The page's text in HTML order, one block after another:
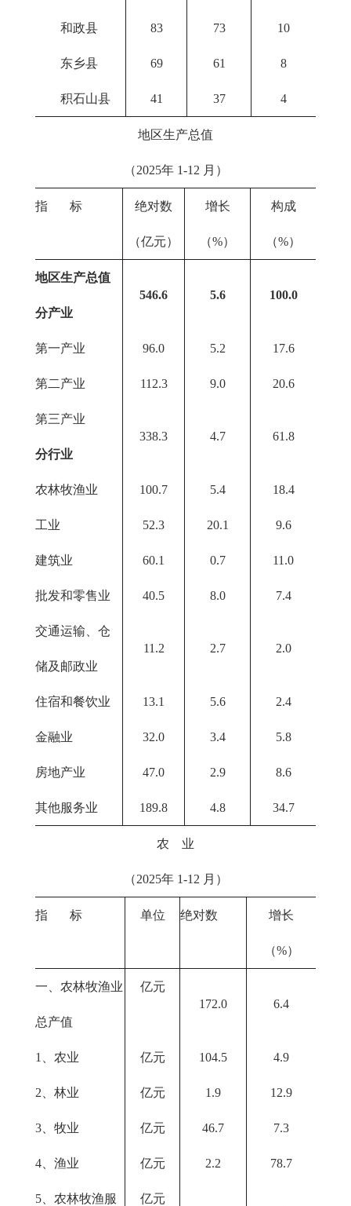
和政县 83 73 10
东乡县 69 61 8
积石山县 41 37 4
地区生产总值
（2025年 1-12 月）
指 标 绝对数
（亿元）
增长
（%）
构成
（%）
地区生产总值
分产业
546.6 5.6 100.0
第一产业 96.0 5.2 17.6
第二产业 112.3 9.0 20.6
第三产业
分行业
338.3 4.7 61.8
农林牧渔业 100.7 5.4 18.4
工业 52.3 20.1 9.6
建筑业 60.1 0.7 11.0
批发和零售业 40.5 8.0 7.4
交通运输、仓
储及邮政业
11.2 2.7 2.0
住宿和餐饮业 13.1 5.6 2.4
金融业 32.0 3.4 5.8
房地产业 47.0 2.9 8.6
其他服务业 189.8 4.8 34.7
农 业
（2025年 1-12 月）
指 标 单位 绝对数 增长
（%）
一、农林牧渔业
总产值
亿元
172.0
6.4
1、农业 亿元 104.5 4.9
2、林业 亿元 1.9 12.9
3、牧业 亿元 46.7 7.3
4、渔业 亿元 2.2 78.7
5、农林牧渔服
亿元